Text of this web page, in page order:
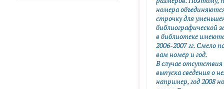
номера
строчку для
библиографической
в библиотеке
2006-2007 гг. Смело
вам номер и год.
В случае
выпуска сведения о
например, год 2008